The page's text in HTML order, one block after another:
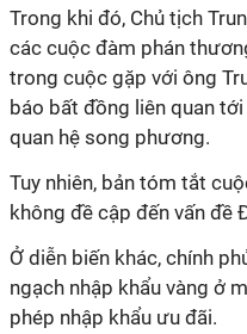
Trong khi đó, Chủ tịch
các cuộc đàm phán
trong cuộc gặp với ông
báo bất đồng liên quan
quan hệ song phương.
Tuy nhiên, bản tóm tắt
không đề cập đến vấn đề
Ở diễn biến khác, chính
ngạch nhập khẩu vàng ở
phép nhập khẩu ưu đãi.